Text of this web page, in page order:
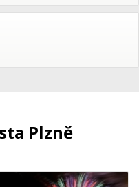
Plzně